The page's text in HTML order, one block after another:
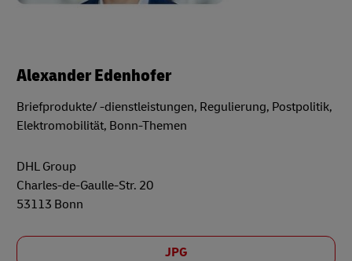
Alexander Edenhofer
Briefprodukte/ -dienstleistungen, Regulierung, Postpolitik,
Elektromobilität, Bonn-Themen
DHL Group
Charles-de-Gaulle-Str. 20
53113 Bonn
JPG